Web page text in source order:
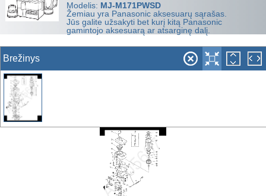
Modelis: MJ-M171PWSD
Žemiau yra Panasonic aksesuarų sąrašas.
Jūs galite užsakyti bet kurį kitą Panasonic
gamintojo aksesuarą ar atsarginę dalį.
Brežinys